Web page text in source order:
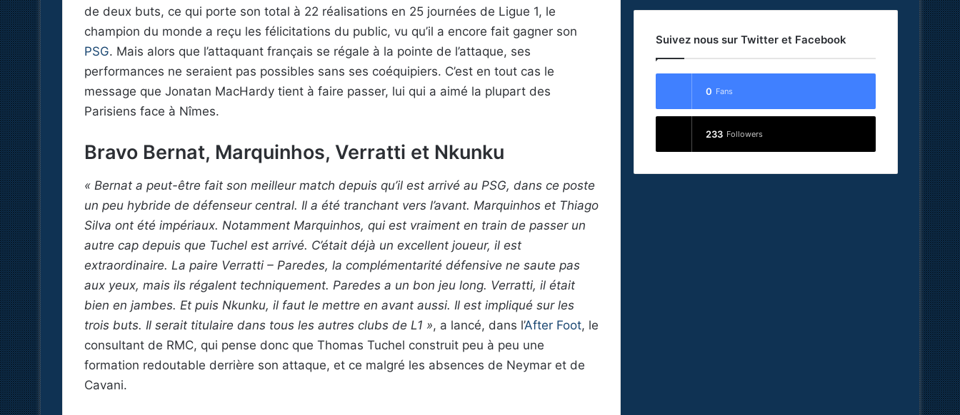
de deux buts, ce qui porte son total à 22 réalisations en 25 journées de Ligue 1, le
champion du monde a reçu les félicitations du public, vu qu’il a encore fait gagner son
PSG. Mais alors que l’attaquant français se régale à la pointe de l’attaque, ses
performances ne seraient pas possibles sans ses coéquipiers. C’est en tout cas le
message que Jonatan MacHardy tient à faire passer, lui qui a aimé la plupart des
Parisiens face à Nîmes.
Bravo Bernat, Marquinhos, Verratti et Nkunku
« Bernat a peut-être fait son meilleur match depuis qu’il est arrivé au PSG, dans ce poste
un peu hybride de défenseur central. Il a été tranchant vers l’avant. Marquinhos et Thiago
Silva ont été impériaux. Notamment Marquinhos, qui est vraiment en train de passer un
autre cap depuis que Tuchel est arrivé. C’était déjà un excellent joueur, il est
extraordinaire. La paire Verratti – Paredes, la complémentarité défensive ne saute pas
aux yeux, mais ils régalent techniquement. Paredes a un bon jeu long. Verratti, il était
bien en jambes. Et puis Nkunku, il faut le mettre en avant aussi. Il est impliqué sur les
trois buts. Il serait titulaire dans tous les autres clubs de L1 », a lancé, dans l’After Foot, le
consultant de RMC, qui pense donc que Thomas Tuchel construit peu à peu une
formation redoutable derrière son attaque, et ce malgré les absences de Neymar et de
Cavani.
Suivez nous sur Twitter et Facebook
0 Fans
233 Followers